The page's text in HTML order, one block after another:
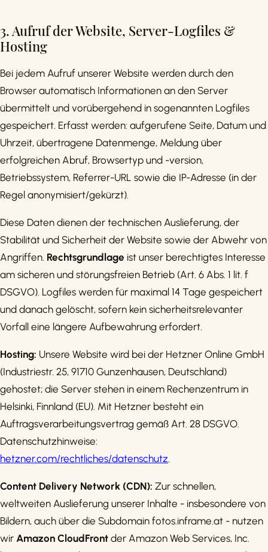
3. Aufruf der Website, Server-Logfiles &
Hosting
Bei jedem Aufruf unserer Website werden durch den
Browser automatisch Informationen an den Server
übermittelt und vorübergehend in sogenannten Logfiles
gespeichert. Erfasst werden: aufgerufene Seite, Datum und
Uhrzeit, übertragene Datenmenge, Meldung über
erfolgreichen Abruf, Browsertyp und -version,
Betriebssystem, Referrer-URL sowie die IP-Adresse (in der
Regel anonymisiert/gekürzt).
Diese Daten dienen der technischen Auslieferung, der
Stabilität und Sicherheit der Website sowie der Abwehr von
Angriffen. Rechtsgrundlage ist unser berechtigtes Interesse
am sicheren und störungsfreien Betrieb (Art. 6 Abs. 1 lit. f
DSGVO). Logfiles werden für maximal 14 Tage gespeichert
und danach gelöscht, sofern kein sicherheitsrelevanter
Vorfall eine längere Aufbewahrung erfordert.
Hosting: Unsere Website wird bei der Hetzner Online GmbH
(Industriestr. 25, 91710 Gunzenhausen, Deutschland)
gehostet; die Server stehen in einem Rechenzentrum in
Helsinki, Finnland (EU). Mit Hetzner besteht ein
Auftragsverarbeitungsvertrag gemäß Art. 28 DSGVO.
Datenschutzhinweise:
hetzner.com/rechtliches/datenschutz.
Content Delivery Network (CDN): Zur schnellen,
weltweiten Auslieferung unserer Inhalte - insbesondere von
Bildern, auch über die Subdomain fotos.inframe.at - nutzen
wir Amazon CloudFront der Amazon Web Services, Inc.